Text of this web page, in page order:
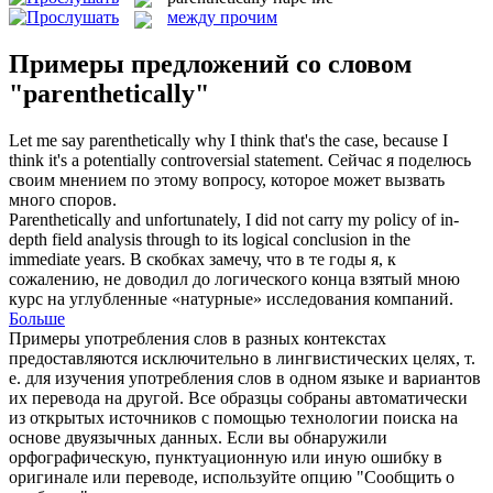
между прочим
Примеры предложений со словом
"parenthetically"
Let me say parenthetically why I think that's the case, because I
think it's a potentially controversial statement. Сейчас я поделюсь
своим мнением по этому вопросу, которое может вызвать
много споров.
Parenthetically and unfortunately, I did not carry my policy of in-
depth field analysis through to its logical conclusion in the
immediate years. В скобках замечу, что в те годы я, к
сожалению, не доводил до логического конца взятый мною
курс на углубленные «натурные» исследования компаний.
Больше
Примеры употребления слов в разных контекстах
предоставляются исключительно в лингвистических целях, т.
е. для изучения употребления слов в одном языке и вариантов
их перевода на другой. Все образцы собраны автоматически
из открытых источников с помощью технологии поиска на
основе двуязычных данных. Если вы обнаружили
орфографическую, пунктуационную или иную ошибку в
оригинале или переводе, используйте опцию "Сообщить о